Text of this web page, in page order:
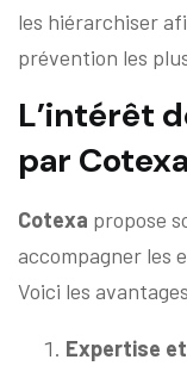
les hiérarchiser
prévention les
L’intérêt
par Cotexa
Cotexa propose
accompagner les
Voici les
Expertise